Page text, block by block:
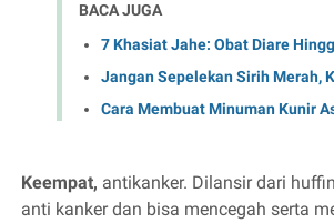
BACA JUGA
7 Khasiat Jahe: Obat Diare
Jangan Sepelekan Sirih Merah,
Cara Membuat Minuman Kunir
Keempat, antikanker. Dilansir dari
anti kanker dan bisa mencegah serta